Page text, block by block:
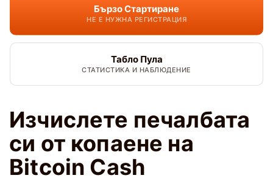
Бързо Стартиране
НЕ Е НУЖНА РЕГИСТРАЦИЯ
Табло Пула
СТАТИСТИКА И НАБЛЮДЕНИЕ
Изчислете печалбата
си от копаене на
Bitcoin Cash